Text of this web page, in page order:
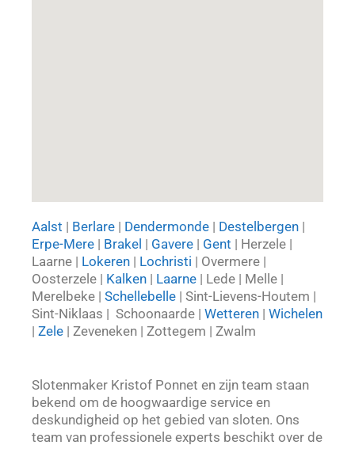
Aalst | Berlare | Dendermonde | Destelbergen |
Erpe-Mere | Brakel | Gavere | Gent | Herzele |
Laarne | Lokeren | Lochristi | Overmere |
Oosterzele | Kalken | Laarne | Lede | Melle |
Merelbeke | Schellebelle | Sint-Lievens-Houtem |
Sint-Niklaas | Schoonaarde | Wetteren | Wichelen
| Zele | Zeveneken | Zottegem | Zwalm
Slotenmaker Kristof Ponnet en zijn team staan
bekend om de hoogwaardige service en
deskundigheid op het gebied van sloten. Ons
team van professionele experts beschikt over de